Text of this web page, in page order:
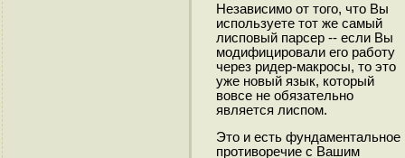
Независимо от того, что Вы
используете тот же самый
лисповый парсер -- если Вы
модифицировали его работу
через ридер-макросы, то это
уже новый язык, который
вовсе не обязательно
является лиспом.
Это и есть фундаментальное
противоречие с Вашим